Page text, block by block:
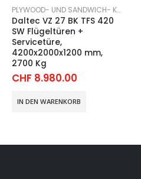
PLYWOOD- UND SANDWICH- KOFFERANHÄNGER
Daltec VZ 20 BK TFS 360
SW Heckrampe +
Servicetüre,
3600x2000x2100 mm,
2000 kg
CHF 8.890.00
IN DEN WARENKORB